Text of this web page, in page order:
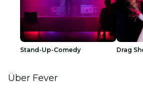
Stand-Up-Comedy Drag
Über Fever